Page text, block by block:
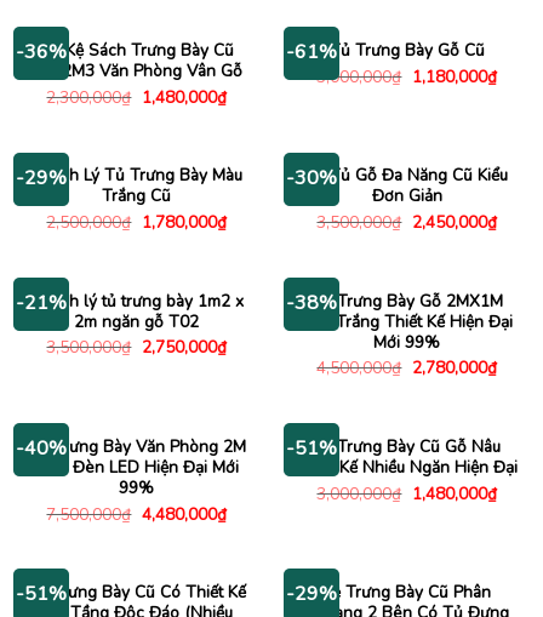
-36%Tủ Kệ Sách Trưng Bày Cũ
1Mx2M3 Văn Phòng Vân Gỗ
2,300,000₫ Giá
gốc
1,480,000₫Giá
hiện
1,480,000₫.
-61%Tủ Trưng Bày Gỗ Cũ
3,000,000₫ Giá
gốc
1,180,000₫Giá
hiện
-29%
Thanh Lý Tủ Trưng Bày Màu
Trắng Cũ
2,500,000₫ Giá
gốc
1,780,000₫Giá
hiện
1,780,000₫.
-30%
Kệ Tủ Gỗ Đa Năng Cũ Kiểu
Đơn Giản
3,500,000₫ Giá
gốc
2,450,000₫Giá
hiện
-21%
Thanh lý tủ trưng bày 1m2 x
2m ngăn gỗ T02
3,500,000₫ Giá
gốc
2,750,000₫Giá
hiện
-38%Tủ Trưng Bày Gỗ 2MX1M
Màu Trắng Thiết Kế Hiện Đại
Mới 99%
4,500,000₫ Giá
gốc
2,780,000₫Giá
hiện
-40%
Tủ Trưng Bày Văn Phòng 2M
Kèm Đèn LED Hiện Đại Mới
99%
7,500,000₫ Giá
gốc
4,480,000₫Giá
hiện
4,480,000₫.
-51%Kệ Trưng Bày Cũ Gỗ Nâu
Thiết Kế Nhiều Ngăn Hiện Đại
3,000,000₫ Giá
gốc
1,480,000₫Giá
hiện
-51%
Tủ Trưng Bày Cũ Có Thiết Kế
-29%Kệ Trưng Bày Cũ Phân